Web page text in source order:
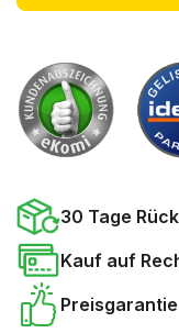
30 Tage
Kauf auf
Preisgarantie